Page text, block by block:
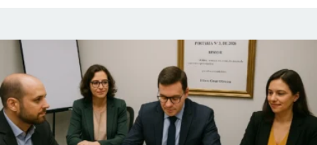
política remuneratória em discussão que, segundo a autora,
inclui gratificações, jetons e auxílios capazes de aumentar
substancialmente os vencimentos. As informações sobre a
iniciativa e seus principais pontos